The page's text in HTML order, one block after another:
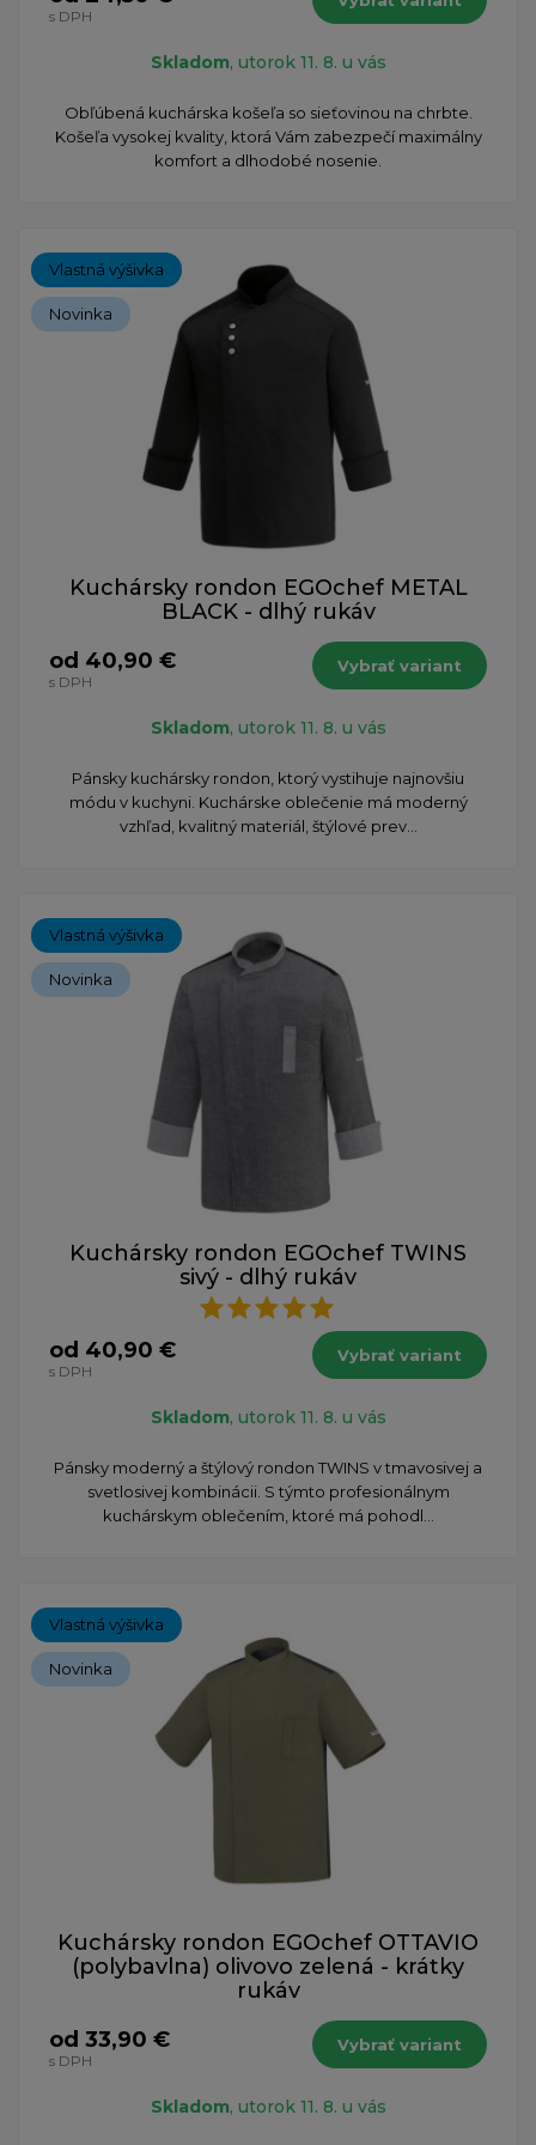
s DPH
Skladom, utorok 11. 8. u vás
Obľúbená kuchárska košeľa so sieťovinou na chrbte.
Košeľa vysokej kvality, ktorá Vám zabezpečí maximálny
komfort a dlhodobé nosenie.
Vlastná výšivka
Novinka
Kuchársky rondon EGOchef METAL
BLACK - dlhý rukáv
od 40,90 €
s DPH
Vybrať variant
Skladom, utorok 11. 8. u vás
Pánsky kuchársky rondon, ktorý vystihuje najnovšiu
módu v kuchyni. Kuchárske oblečenie má moderný
vzhľad, kvalitný materiál, štýlové prev...
Vlastná výšivka
Novinka
Kuchársky rondon EGOchef TWINS
sivý - dlhý rukáv
od 40,90 €
s DPH
Vybrať variant
Skladom, utorok 11. 8. u vás
Pánsky moderný a štýlový rondon TWINS v tmavosivej a
svetlosivej kombinácii. S týmto profesionálnym
kuchárskym oblečením, ktoré má pohodl...
Vlastná výšivka
Novinka
Kuchársky rondon EGOchef OTTAVIO
(polybavlna) olivovo zelená - krátky
rukáv
od 33,90 €
s DPH
Vybrať variant
Skladom, utorok 11. 8. u vás